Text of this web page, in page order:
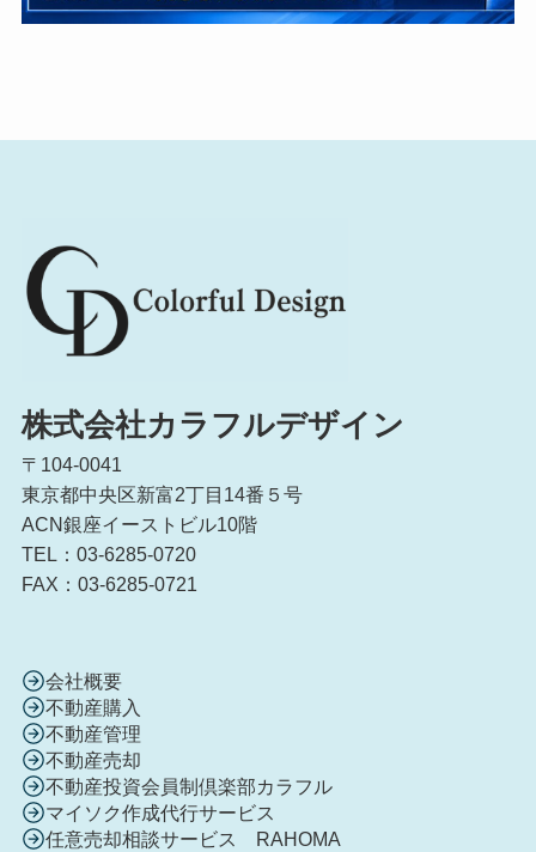
株式会社カラフルデザイン
〒104-0041
東京都中央区新富2丁目14番５号
ACN銀座イーストビル10階
TEL：03-6285-0720
FAX：03-6285-0721
会社概要
不動産購入
不動産管理
不動産売却
不動産投資会員制倶楽部カラフル
マイソク作成代行サービス
任意売却相談サービス RAHOMA